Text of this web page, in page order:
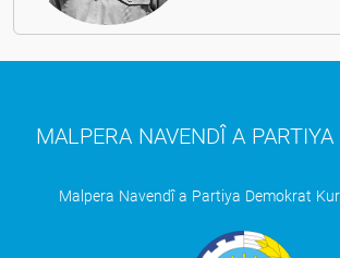
MALPERA NAVENDÎ A PARTIYA
Malpera Navendî a Partiya Demokrat